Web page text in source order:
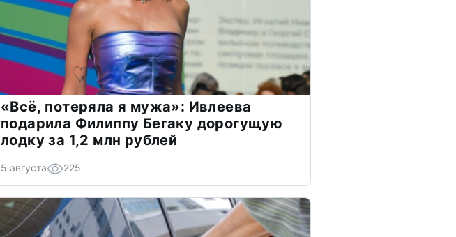
«Всё, потеряла я мужа»: Ивлеева
подарила Филиппу Бегаку дорогущую
лодку за 1,2 млн рублей
5 августа 225